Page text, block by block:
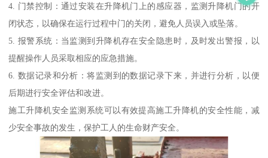
4. 门禁控制：通过安装在升降机门上的感应器，监测升降机门的开
闭状态，以确保在运行过程中门的关闭，避免人员误入或坠落。
5. 报警系统：当监测到升降机存在安全隐患时，及时发出警报，以
提醒操作人员采取相应的应急措施。
6. 数据记录和分析：将监测到的数据记录下来，并进行分析，以便
后期进行安全评估和改进。
施工升降机安全监测系统可以有效提高施工升降机的安全性能，减
少安全事故的发生，保护工人的生命财产安全。